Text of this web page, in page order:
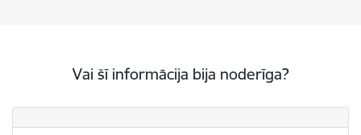
Vai šī informācija bija noderīga?
Vai šī informācija bija noderīga?